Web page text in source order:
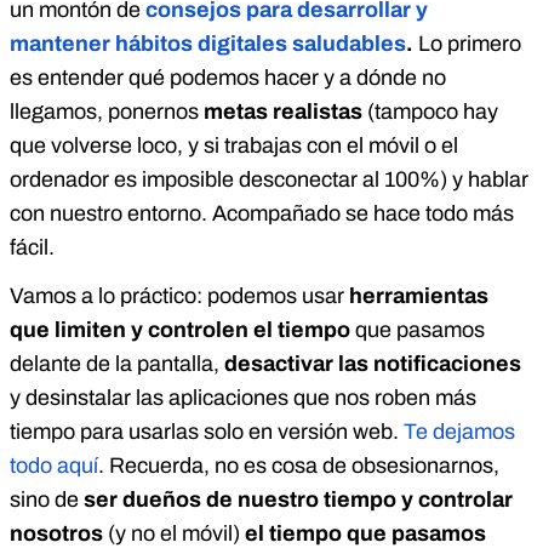
un montón de consejos para desarrollar y
mantener hábitos digitales saludables. Lo primero
es entender qué podemos hacer y a dónde no
llegamos, ponernos metas realistas (tampoco hay
que volverse loco, y si trabajas con el móvil o el
ordenador es imposible desconectar al 100%) y hablar
con nuestro entorno. Acompañado se hace todo más
fácil.
Vamos a lo práctico: podemos usar herramientas
que limiten y controlen el tiempo que pasamos
delante de la pantalla, desactivar las notificaciones
y desinstalar las aplicaciones que nos roben más
tiempo para usarlas solo en versión web. Te dejamos
todo aquí. Recuerda, no es cosa de obsesionarnos,
sino de ser dueños de nuestro tiempo y controlar
nosotros (y no el móvil) el tiempo que pasamos